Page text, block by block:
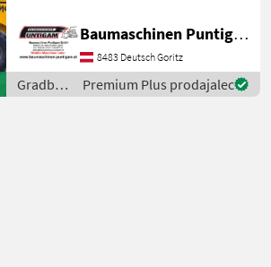
Eigengewicht: 1375kg.
Referenznummer: 3683
Baumaschinen Puntigam
GmbH Unser Spezialgebiet:
An
Baumaschinen Puntigam GmbH
8483 Deutsch Goritz
Gradbeni
stroji /
Premium Plus prodajalec